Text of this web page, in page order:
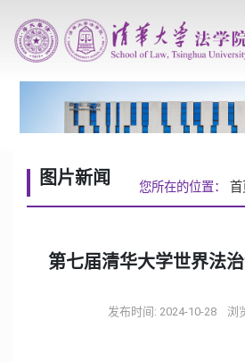
图片新闻 您所在的位置： 首
第七届清华大学世界法
发布时间: 2024-10-28 浏